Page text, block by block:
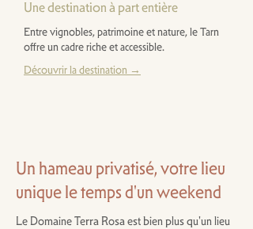
Une destination à part entière
Entre vignobles, patrimoine et nature, le Tarn
offre un cadre riche et accessible.
Découvrir la destination →
Un hameau privatisé, votre lieu
unique le temps d'un weekend
Le Domaine Terra Rosa est bien plus qu'un lieu